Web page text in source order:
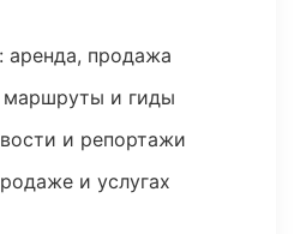
продажа
маршруты и гиды
и репортажи
и услугах